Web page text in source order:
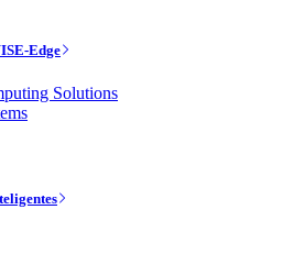
Edge
Solutions